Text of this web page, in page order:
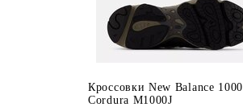
Кроссовки New Balance 1000
Cordura M1000J